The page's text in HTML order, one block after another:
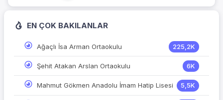
EN ÇOK BAKILANLAR
Ağaçlı İsa Arman Ortaokulu 225,2K
Şehit Atakan Arslan Ortaokulu 6K
Mahmut Gökmen Anadolu İmam Hatip Lisesi 5,5K